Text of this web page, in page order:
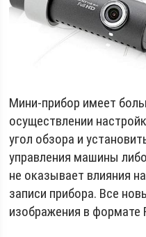
Мини-прибор имеет
осуществлении
угол обзора и
управления машины
не оказывает влияния
записи прибора. Все
изображения в формате